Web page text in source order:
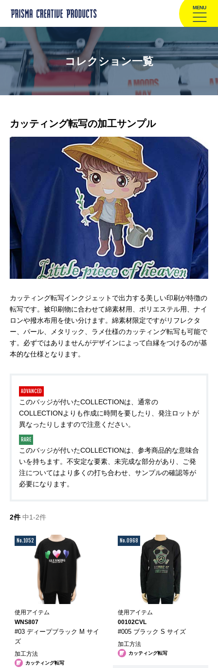
MENU
コレクション一覧
カッティング転写の加工サンプル
カッティング転写インクジェットで出力する美しい印刷が特徴の
転写です。被印刷物に合わせて綿素材用、ポリエステル用、ナイ
ロンや撥水布用を使い分けます。綿素材限定ですがリフレクタ
ー、パール、メタリック、ラメ仕様のカッティング転写も可能で
す。必ずではありませんがデザインによって白縁をつけるのが基
本的な仕様となります。
ADVANCED
このバッジが付いたCOLLECTIONは、通常の
COLLECTIONよりも作成に時間を要したり、発注ロットが
異なったりしますので注意ください。
RARE
このバッジが付いたCOLLECTIONは、参考商品的な意味合
いを持ちます。不安定な要素、未完成な部分があり、ご発
注についてはより多くの打ち合わせ、サンプルの確認等が
必要になります。
2件 中1-2件
No.1052
使用アイテム
WNS807
#03 ディープブラック M サイ
ズ
加工方法
カッティング転写
No.0968
使用アイテム
00102CVL
#005 ブラック S サイズ
加工方法
カッティング転写